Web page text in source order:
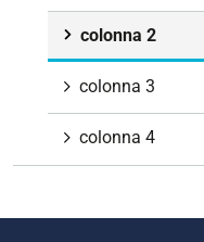
colonna 2
colonna 3
colonna 4